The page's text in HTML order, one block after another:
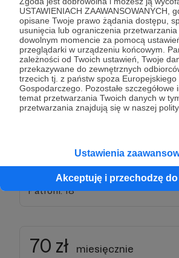
USTAWIENIACH ZAAWANSOWANYCH,
opisane Twoje prawo żądania dostępu,
usunięcia lub ograniczenia
dowolnym momencie za pomocą
przeglądarki w urządzeniu końcowym.
zależności od Twoich ustawień, Twoje
przekazywane do zewnętrznych
trzecich tj. z państw spoza Europejskiego
Gospodarczego. Pozostałe szczegółowe
temat przetwarzania Twoich danych w
przetwarzania znajdują się w naszej
Ustawienia
Akceptuję i przechodzę
★Wyrażenia Dnia + Lekcje MINI.
Pełny Opis:
W tym progu nie tylko korzystasz z
realnie kształtujesz Kwadrans na
★Decyduj o treści: Regularnie biorę
głosy moich Patronów przy
tematów. Masz wpływ na to, jakie
dobrodziejstw niższych progów – od
Patroni: 18
70 zł miesięcznie